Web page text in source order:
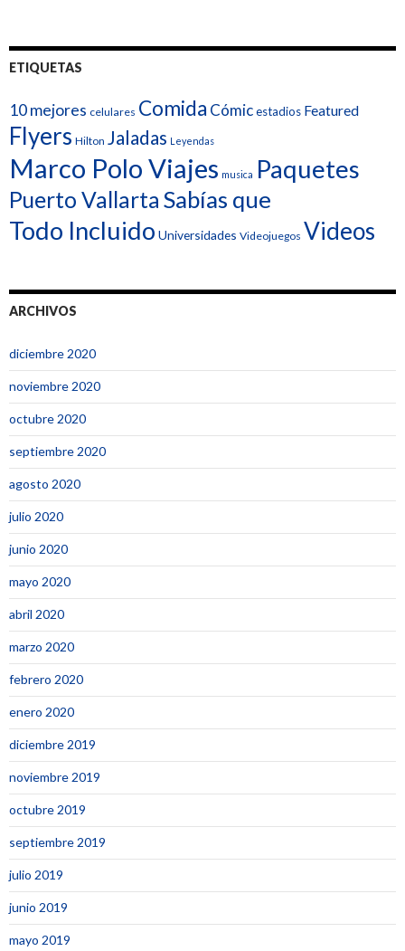
ETIQUETAS
10 mejores celulares Comida Cómicestadios Featured
Flyers Hilton Jaladas Leyendas
Marco Polo Viajes musica Paquetes
Puerto Vallarta Sabías que
Todo Incluido Universidades Videojuegos Videos
ARCHIVOS
diciembre 2020
noviembre 2020
octubre 2020
septiembre 2020
agosto 2020
julio 2020
junio 2020
mayo 2020
abril 2020
marzo 2020
febrero 2020
enero 2020
diciembre 2019
noviembre 2019
octubre 2019
septiembre 2019
julio 2019
junio 2019
mayo 2019